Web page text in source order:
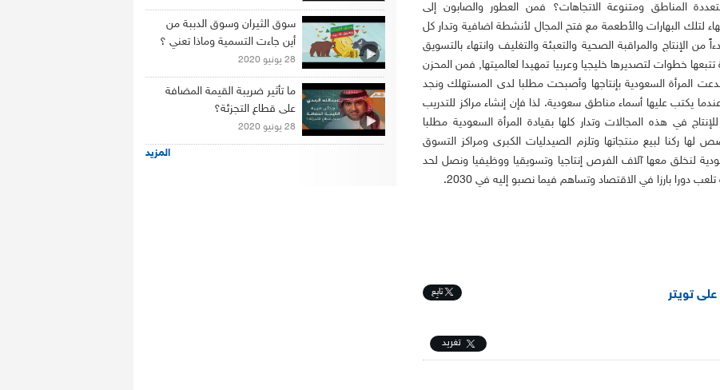
المناطق ومتنوعة الاتجاهات؟ فمن العطور والصابون إلى
لتلك البهارات والأطعمة مع فتح المجال لأنشطة اضافية وتدار كل
الإنتاج والمراقبة الصحية والتعبئة والتغليف وانتهاء بالتسويق
خطوات لتصديرها خليجيا وعربيا تمهيدا لعالميتها, فمن المحزن
المرأة السعودية بإنتاجها وأصبحت مطلبا لدى المستهلك ونجد
يكتب عليها أسماء مناطق سعودية. لذا فإن إنشاء مراكز للتدريب
في هذه المجالات وتدار كلها بقيادة المرأة السعودية مطلبا
ركنا لبيع منتجاتها وتلزم الصيدليات الكبرى ومراكز التسوق
لنخلق معها آلاف الفرص إنتاجيا وتسويقيا ووظيفيا ونصل لحد
دورا بارزا في الاقتصاد وتساهم فيما نصبو إليه في 2030.
تويتر تابِع
تغريد
سوق الثيران وسوق الدببة من
أين جاءت التسمية وماذا تعني ؟
28 يونيو 2020
ما تأثير ضريبة القيمة المضافة
على قطاع التجزئة؟
28 يونيو 2020
المزيد